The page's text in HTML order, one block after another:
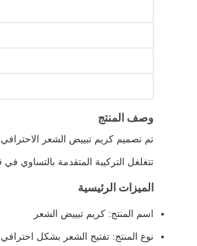
وصف المنتج
تم تصميم كريم تبييض الشعر
تتغلغل التركيبة المتقدمة بالتساوي
الميزات الرئيسية
اسم المنتج: كريم تبييض الشعر
نوع المنتج: تفتيح الشعر بشكل احترافي